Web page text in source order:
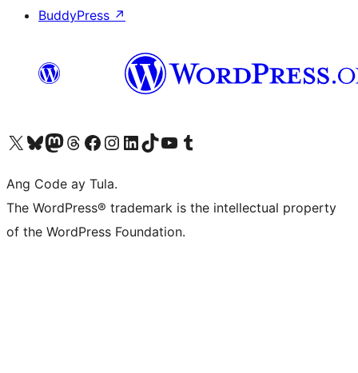
BuddyPress ↗
Visit our X (formerly Twitter) account
Bisitahin ang aming Bluesky account
Visit our Mastodon account
Bisitahin ang aming Threads account
Visit our Facebook page
Visit our Instagram account
Visit our LinkedIn account
Bisitahin ang aming TikTok account
Visit our YouTube channel
Bisitahin ang aming Tumblr account
Ang Code ay Tula.
The WordPress® trademark is the intellectual property
of the WordPress Foundation.